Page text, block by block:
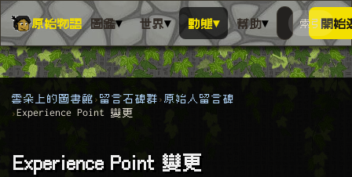
原始物語 圖鑑▾ 世界▾ 動態▾ 幫助▾
搜尋萬物
搜人物、
索引開始
雲朵上的圖書館 留言石碑群
原始人留言碑
Experience Point 變更
Experience Point 變更